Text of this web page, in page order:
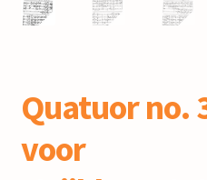
Quatuor no.
voor